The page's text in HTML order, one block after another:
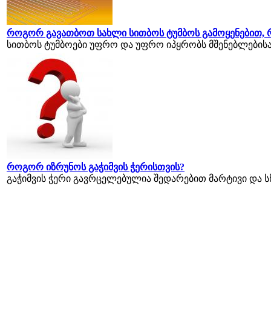
როგორ გავათბოთ სახლი სითბოს ტუმბოს გამოყენებით,
სითბოს ტუმბოები უფრო და უფრო იპყრობს
როგორ იზრუნოს გაჭიმვის ჭერისთვის?
გაჭიმვის ჭერი გავრცელებულია შედარებით მარტივი და